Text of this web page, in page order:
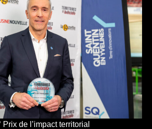
Prix de l’impact territorial